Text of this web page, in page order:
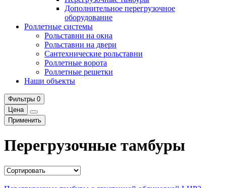
Дополнительное перегрузочное
оборудование
Роллетные системы
Рольставни на окна
Рольставни на двери
Сантехнические рольставни
Роллетные ворота
Роллетные решетки
Наши объекты
Фильтры 0
Цена
Применить
Перегрузочные тамбуры